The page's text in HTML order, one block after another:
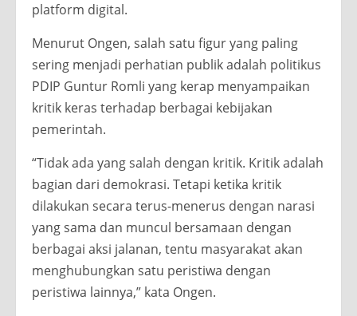
platform digital.
Menurut Ongen, salah satu figur yang paling
sering menjadi perhatian publik adalah politikus
PDIP Guntur Romli yang kerap menyampaikan
kritik keras terhadap berbagai kebijakan
pemerintah.
“Tidak ada yang salah dengan kritik. Kritik adalah
bagian dari demokrasi. Tetapi ketika kritik
dilakukan secara terus-menerus dengan narasi
yang sama dan muncul bersamaan dengan
berbagai aksi jalanan, tentu masyarakat akan
menghubungkan satu peristiwa dengan
peristiwa lainnya,” kata Ongen.